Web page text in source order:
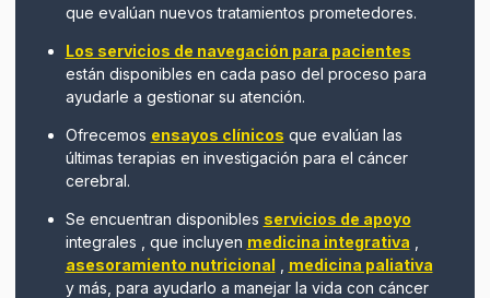
que evalúan nuevos tratamientos prometedores.
Los servicios de navegación para pacientes
están disponibles en cada paso del proceso para
ayudarle a gestionar su atención.
Ofrecemos ensayos clínicos que evalúan las
últimas terapias en investigación para el cáncer
cerebral.
Se encuentran disponibles servicios de apoyo
integrales
, que incluyen medicina integrativa
asesoramiento nutricional
medicina paliativa
y más, para ayudarlo a manejar la vida con cáncer